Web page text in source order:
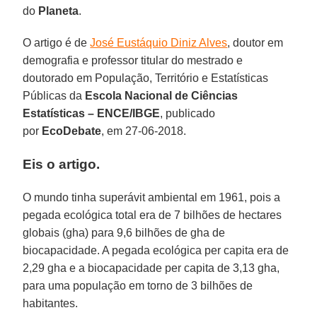
do Planeta.
O artigo é deJosé Eustáquio Diniz Alves, doutor em
demografia e professor titular do mestrado e
doutorado em População, Território e Estatísticas
Públicas da Escola Nacional de Ciências
Estatísticas – ENCE/IBGE, publicado
por EcoDebate, em 27-06-2018.
Eis o artigo.
O mundo tinha superávit ambiental em 1961, pois a
pegada ecológica total era de 7 bilhões de hectares
globais (gha) para 9,6 bilhões de gha de
biocapacidade. A pegada ecológica per capita era de
2,29 gha e a biocapacidade per capita de 3,13 gha,
para uma população em torno de 3 bilhões de
habitantes.